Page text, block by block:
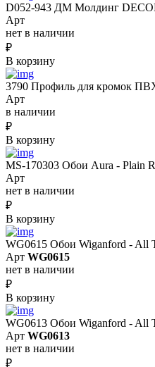
D052-943 ДМ Молдинг
Арт
нет в наличии
₽
В корзину
3790 Профиль для кромок
Арт
в наличии
₽
В корзину
MS-170303 Обои Aura - Plain
Арт
нет в наличии
₽
В корзину
WG0615 Обои Wiganford - All
Арт WG0615
нет в наличии
₽
В корзину
WG0613 Обои Wiganford - All
Арт WG0613
нет в наличии
₽